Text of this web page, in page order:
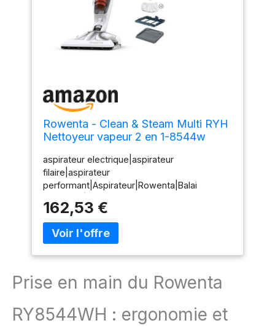
Rowenta - Clean & Steam Multi RYH
Nettoyeur vapeur 2 en 1-8544w
aspirateur electrique|aspirateur
filaire|aspirateur
performant|Aspirateur|Rowenta|Balai
1|RY8544WH|Aspirateur Rowenta|Aspirateur
Clean & Steam
162,53 €
Prise en main du Rowenta
RY8544WH : ergonomie et